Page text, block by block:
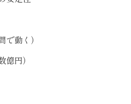
動く）
円）